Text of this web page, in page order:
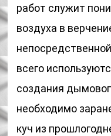
работ служит
воздуха в
всего
создания
необходимо
куч из